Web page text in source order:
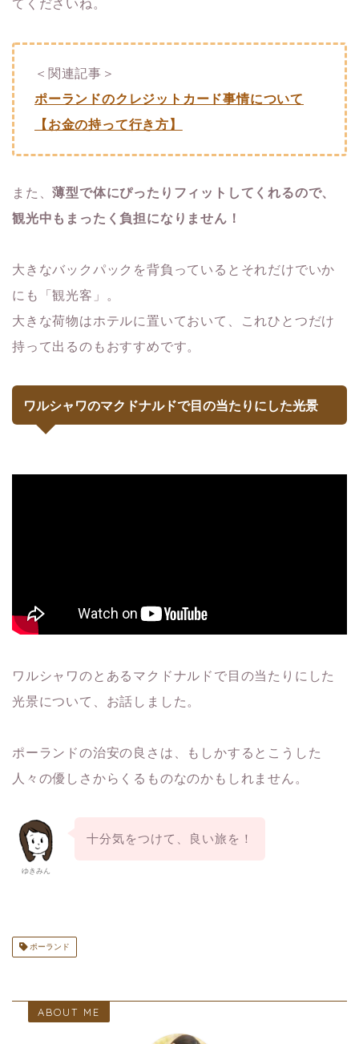
てくださいね。
＜関連記事＞
ポーランドのクレジットカード事情について
【お金の持って行き方】
また、薄型で体にぴったりフィットしてくれるので、
観光中もまったく負担になりません！
大きなバックパックを背負っているとそれだけでいか
にも「観光客」。
大きな荷物はホテルに置いておいて、これひとつだけ
持って出るのもおすすめです。
ワルシャワのマクドナルドで目の当たりにした光景
ワルシャワのとあるマクドナルドで目の当たりにした
光景について、お話しました。
ポーランドの治安の良さは、もしかするとこうした
人々の優しさからくるものなのかもしれません。
ゆきみん
十分気をつけて、良い旅を！
ポーランド
ABOUT ME